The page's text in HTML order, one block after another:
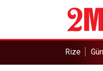
Rize